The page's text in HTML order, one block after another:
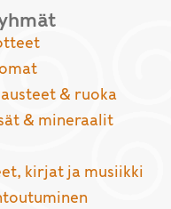
& ruoka
& mineraalit
kirjat ja musiikki